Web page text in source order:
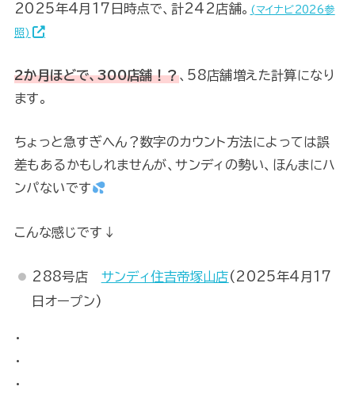
2025年4月17日時点で、計242店舗。 (マイナビ2026参
照)
2か月ほどで、300店舗！？、58店舗増えた計算になり
ます。
ちょっと急すぎへん？数字のカウント方法によっては誤
差もあるかもしれませんが、サンディの勢い、ほんまにハ
ンパないです
こんな感じです↓
288号店 サンディ住吉帝塚山店(2025年4月17
日オープン)
・
・
・